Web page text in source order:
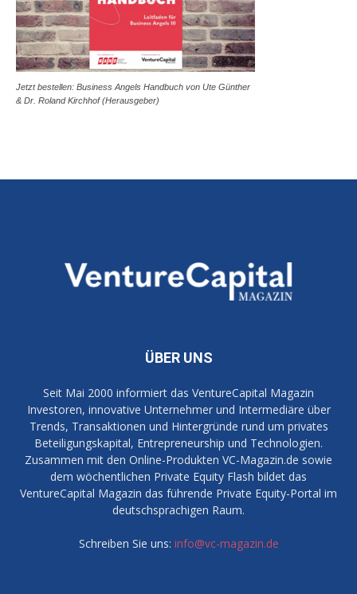
Jetzt bestellen: Business Angels Handbuch von Ute Günther
& Dr. Roland Kirchhof (Herausgeber)
ÜBER UNS
Seit Mai 2000 informiert das VentureCapital Magazin
Investoren, innovative Unternehmer und Intermediäre über
Trends, Transaktionen und Hintergründe rund um privates
Beteiligungskapital, Entrepreneurship und Technologien.
Zusammen mit den Online-Produkten VC-Magazin.de sowie
dem wöchentlichen Private Equity Flash bildet das
VentureCapital Magazin das führende Private Equity-Portal im
deutschsprachigen Raum.
Schreiben Sie uns: info@vc-magazin.de